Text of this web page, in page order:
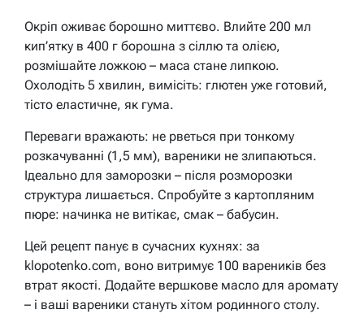
Окріп оживає борошно миттєво. Влийте 200 мл
кип’ятку в 400 г борошна з сіллю та олією,
розмішайте ложкою – маса стане липкою.
Охолодіть 5 хвилин, вимісіть: глютен уже готовий,
тісто еластичне, як гума.
Переваги вражають: не рветься при тонкому
розкачуванні (1,5 мм), вареники не злипаються.
Ідеально для заморозки – після розморозки
структура лишається. Спробуйте з картопляним
пюре: начинка не витікає, смак – бабусин.
Цей рецепт панує в сучасних кухнях: за
klopotenko.com, воно витримує 100 вареників без
втрат якості. Додайте вершкове масло для аромату
– і ваші вареники стануть хітом родинного столу.